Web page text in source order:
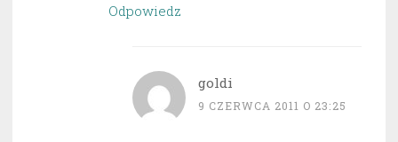
Odpowiedz
goldi
9 CZERWCA 2011 O 23:25